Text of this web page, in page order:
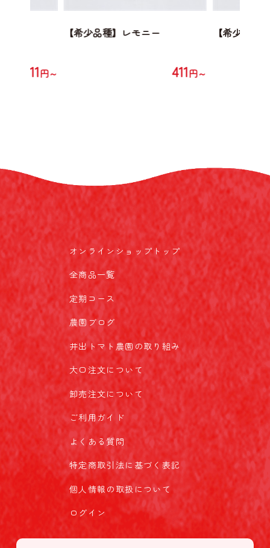
411円～
【希少品種】レモニー
411円～
【希少品種
オンラインショップトップ
全商品一覧
定期コース
農園ブログ
井出トマト農園の取り組み
大口注文について
卸売注文について
ご利用ガイド
よくある質問
特定商取引法に基づく表記
個人情報の取扱について
ログイン